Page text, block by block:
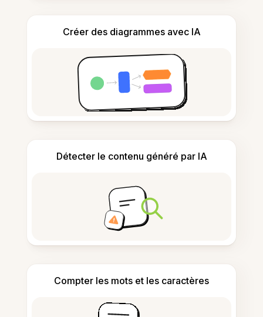
Créer des diagrammes avec IA
Détecter le contenu généré par IA
Compter les mots et les caractères